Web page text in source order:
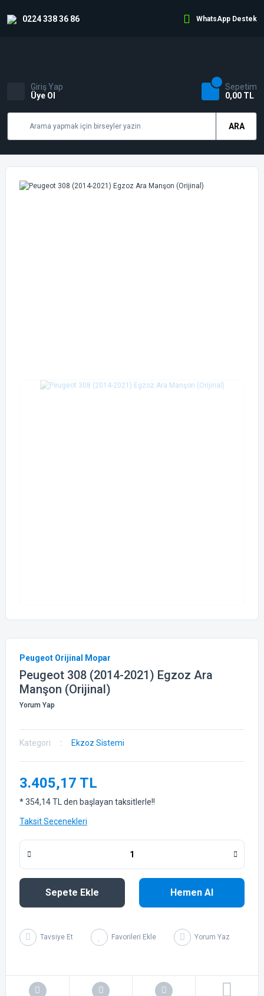
0224 338 36 86 WhatsApp Destek
ARA
Giriş Yap
Üye Ol
Sepetim
0,00 TL
Peugeot Orijinal Mopar
Peugeot 308 (2014-2021) Egzoz Ara
Manşon (Orijinal)
Yorum Yap
Kategori Ekzoz Sistemi
3.405,17 TL
* 354,14 TL den başlayan taksitlerle!!
Taksit Seçenekleri
Sepete Ekle Hemen Al
Tavsiye Et Yorum Yaz